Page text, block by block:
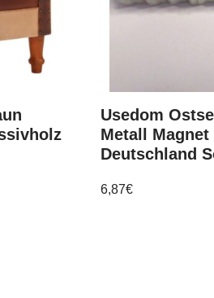
Usedom
Metall Magnet
Deutschland
6,87€